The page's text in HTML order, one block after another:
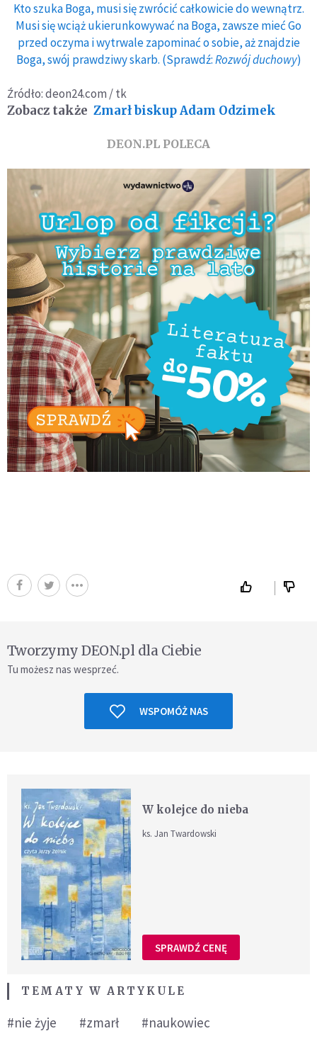
Kto szuka Boga, musi się zwrócić całkowicie do wewnątrz.
Musi się wciąż ukierunkowywać na Boga, zawsze mieć Go
przed oczyma i wytrwale zapominać o sobie, aż znajdzie
Boga, swój prawdziwy skarb. (Sprawdź:Rozwój duchowy)
Źródło: deon24.com / tk
Zobacz także Zmarł biskup Adam Odzimek
DEON.PL POLECA
Tworzymy DEON.pl dla Ciebie
Tu możesz nas wesprzeć.
WSPOMÓŻ NAS
W kolejce do nieba
ks. Jan Twardowski
SPRAWDŹ CENĘ
TEMATY W ARTYKULE
#nie żyje #zmarł #naukowiec